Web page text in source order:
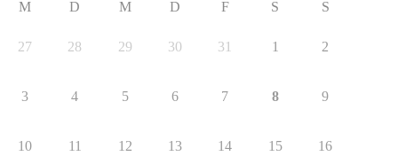
M D M D F S S
27 28 29 30 31 1 2
3 4 5 6 7 8 9
10 11 12 13 14 15 16